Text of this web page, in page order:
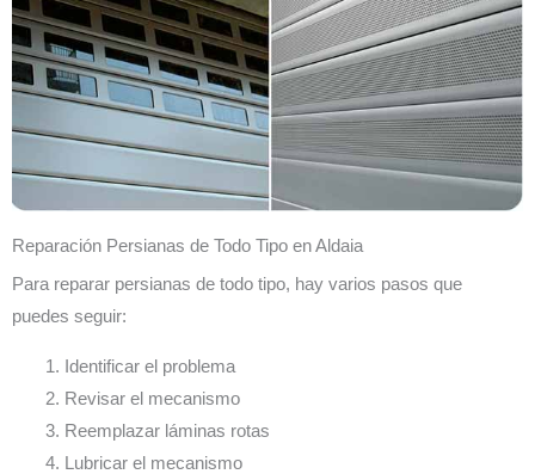
Reparación Persianas de Todo Tipo en Aldaia
Para reparar persianas de todo tipo, hay varios pasos que
puedes seguir:
Identificar el problema
Revisar el mecanismo
Reemplazar láminas rotas
Lubricar el mecanismo